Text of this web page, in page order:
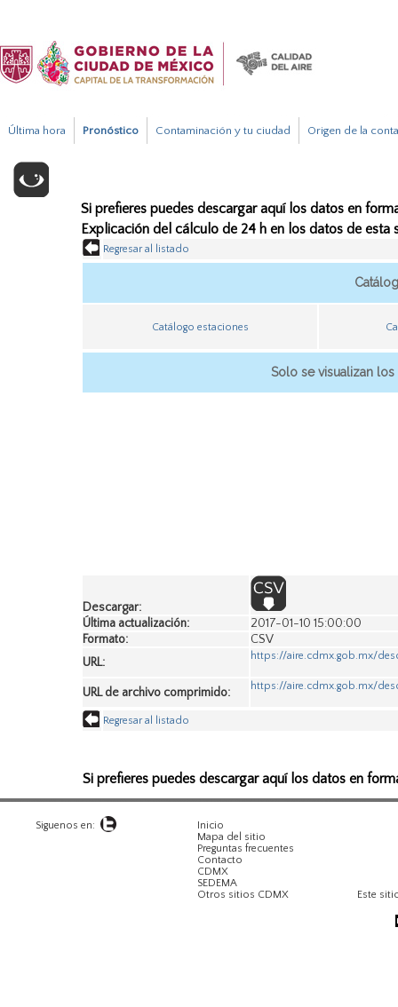
Última hora Pronóstico Contaminación y tu ciudad Origen de la
Si prefieres puedes descargar aquí los datos en
Explicación del cálculo de 24 h en los datos de esta
Regresar al listado
Catálogo estaciones
Solo se visualizan
Descargar:
Última actualización:
2017-01-10 15:00:00
Formato:
CSV
URL:
https://aire.cdmx.gob.mx/
URL de archivo comprimido: https://aire.cdmx.gob.mx/
Regresar al listado
Si prefieres puedes descargar aquí los datos en
Siguenos en:
Inicio
Mapa del sitio
Preguntas frecuentes
Contacto
CDMX
SEDEMA
Otros sitios CDMX
Este